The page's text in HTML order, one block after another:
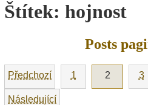
Štítek: hojnost
Posts
Předchozí 1 2 3
Následující